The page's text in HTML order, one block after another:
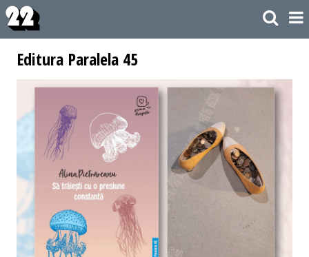
Editura Paralela 45